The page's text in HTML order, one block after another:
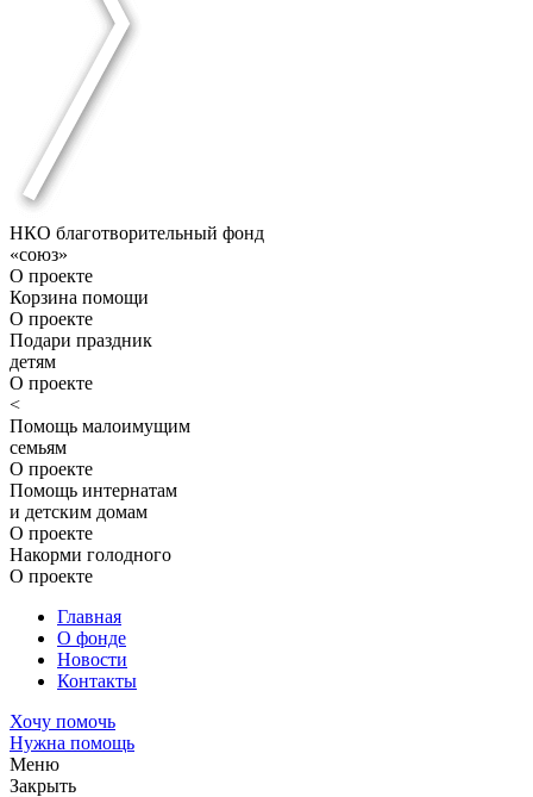
НКО благотворительный фонд
«союз»
О проекте
Корзина помощи
О проекте
Подари праздник
детям
О проекте
<
Помощь малоимущим
семьям
О проекте
Помощь интернатам
и детским домам
О проекте
Накорми голодного
О проекте
Главная
О фонде
Новости
Контакты
Хочу помочь
Нужна помощь
Меню
Закрыть